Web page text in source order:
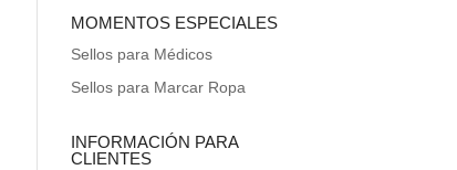
MOMENTOS ESPECIALES
Sellos para Médicos
Sellos para Marcar Ropa
INFORMACIÓN PARA
CLIENTES